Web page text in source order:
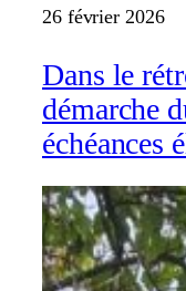
26 février 2026
Dans le
démarche
échéances